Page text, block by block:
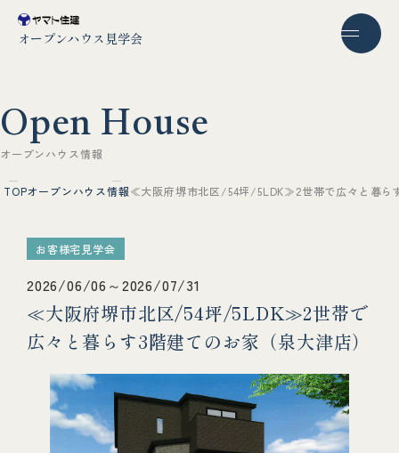
オープンハウス見学会
Open House
オー プンハ ウ ス情報
TOPオープンハウス情報≪大阪府堺市北区/54坪/5LDK≫2世帯で広々と暮ら
お客様宅見学会
2026/06/06～2026/07/31
≪大阪府堺市北区/54坪/5LDK≫2世帯で
広々と暮らす3階建てのお家（泉大津店）